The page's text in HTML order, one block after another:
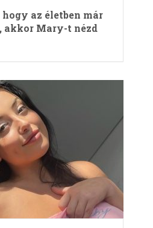
az életben már
akkor Mary-t nézd